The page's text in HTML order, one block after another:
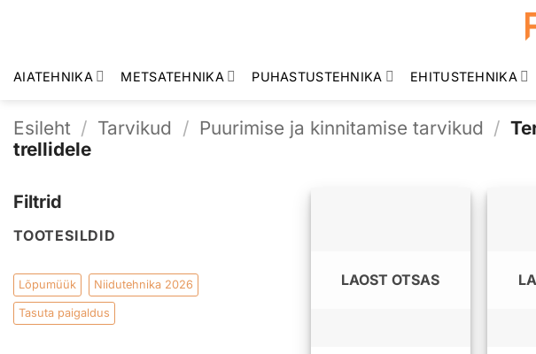
AIATEHNIKA METSATEHNIKA PUHASTUSTEHNIKA EHITUSTEHNIKA
Esileht / Tarvikud / Puurimise ja kinnitamise tarvikud /
trellidele
Filtrid
TOOTESILDID
Lõpumüük Niidutehnika 2026
Tasuta paigaldus
LAOST OTSAS